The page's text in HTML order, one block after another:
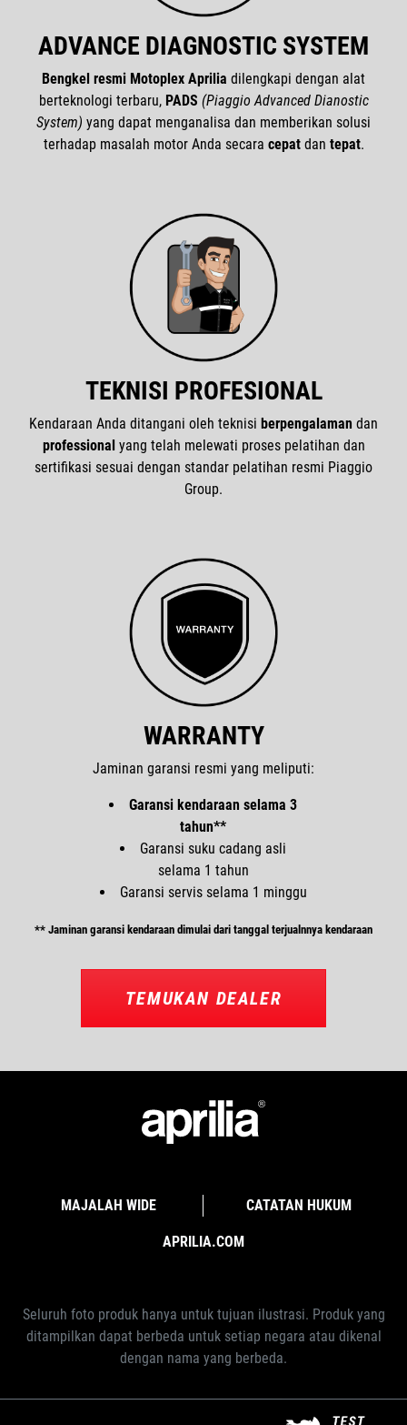
ADVANCE DIAGNOSTIC SYSTEM
Bengkel resmi Motoplex Aprilia dilengkapi dengan alat
berteknologi terbaru, PADS (Piaggio Advanced Dianostic
System) yang dapat menganalisa dan memberikan solusi
terhadap masalah motor Anda secara cepatdan tepat.
TEKNISI PROFESIONAL
Kendaraan Anda ditangani oleh teknisi berpengalaman dan
professionalyang telah melewati proses pelatihan dan
sertifikasi sesuai dengan standar pelatihan resmi Piaggio
Group.
WARRANTY
Jaminan garansi resmi yang meliputi:
Garansi kendaraan selama 3
tahun**
Garansi suku cadang asli
selama 1 tahun
Garansi servis selama 1 minggu
** Jaminan garansi kendaraan dimulai dari tanggal terjualnnya kendaraan
TEMUKAN DEALER
MAJALAH WIDE CATATAN HUKUM
APRILIA.COM
Seluruh foto produk hanya untuk tujuan ilustrasi. Produk yang
ditampilkan dapat berbeda untuk setiap negara atau dikenal
dengan nama yang berbeda.